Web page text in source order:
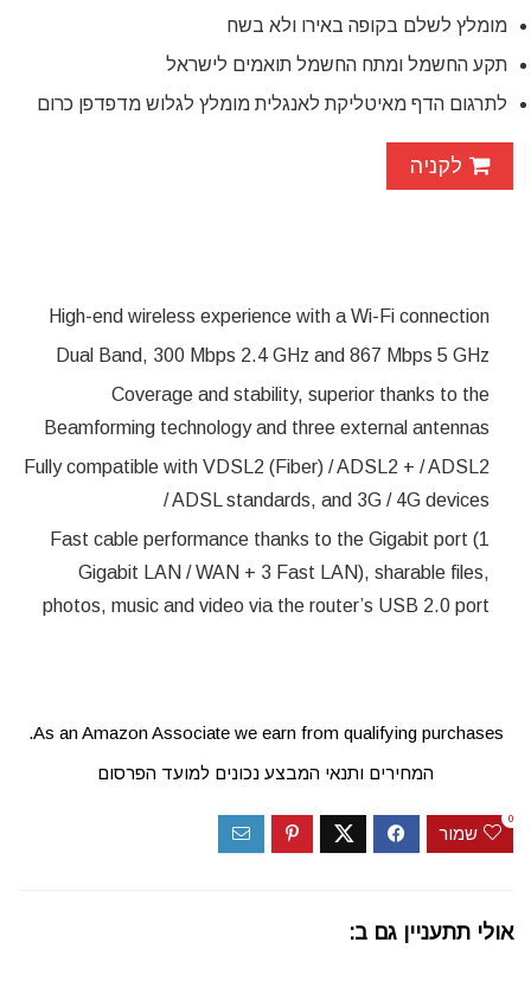
מומלץ לשלם בקופה באירו ולא בשח
תקע החשמל ומתח החשמל תואמים לישראל
לתרגום הדף מאיטליקת לאנגלית מומלץ לגלוש מדפדפן כרום
לקניה
High-end wireless experience with a Wi-Fi connection
Dual Band, 300 Mbps 2.4 GHz and 867 Mbps 5 GHz
Coverage and stability, superior thanks to the
Beamforming technology and three external antennas
Fully compatible with VDSL2 (Fiber) / ADSL2 + / ADSL2
/ ADSL standards, and 3G / 4G devices
Fast cable performance thanks to the Gigabit port (1
Gigabit LAN / WAN + 3 Fast LAN), sharable files,
photos, music and video via the router’s USB 2.0 port
As an Amazon Associate we earn from qualifying purchases.
המחירים ותנאי המבצע נכונים למועד הפרסום
שמור
0
אולי תתעניין גם ב: